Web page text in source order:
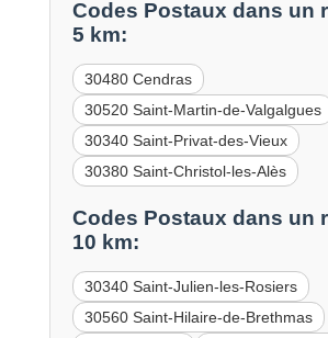
Codes Postaux dans un
5 km:
30480 Cendras
30520 Saint-Martin-de-Valgalgues
30340 Saint-Privat-des-Vieux
30380 Saint-Christol-les-Alès
Codes Postaux dans un
10 km:
30340 Saint-Julien-les-Rosiers
30560 Saint-Hilaire-de-Brethmas